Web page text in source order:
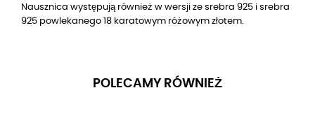
Nausznica występują również w wersji ze srebra 925 i srebra
925 powlekanego 18 karatowym różowym złotem.
POLECAMY RÓWNIEŻ